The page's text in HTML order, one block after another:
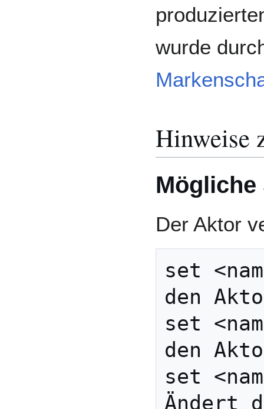
wurde
Hinweise
Der Aktor
set
den
set
den
set
Ändert